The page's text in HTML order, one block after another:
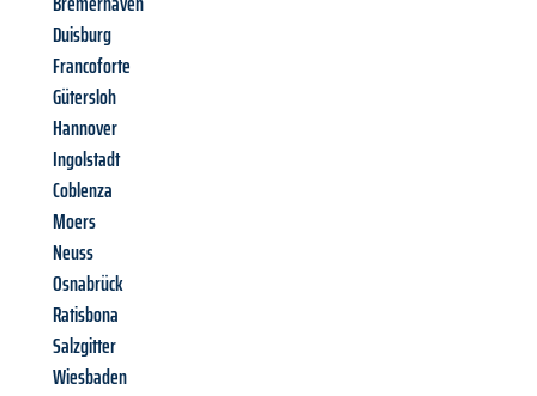
Duisburg
Francoforte
Gütersloh
Hannover
Ingolstadt
Coblenza
Moers
Neuss
Osnabrück
Ratisbona
Salzgitter
Wiesbaden